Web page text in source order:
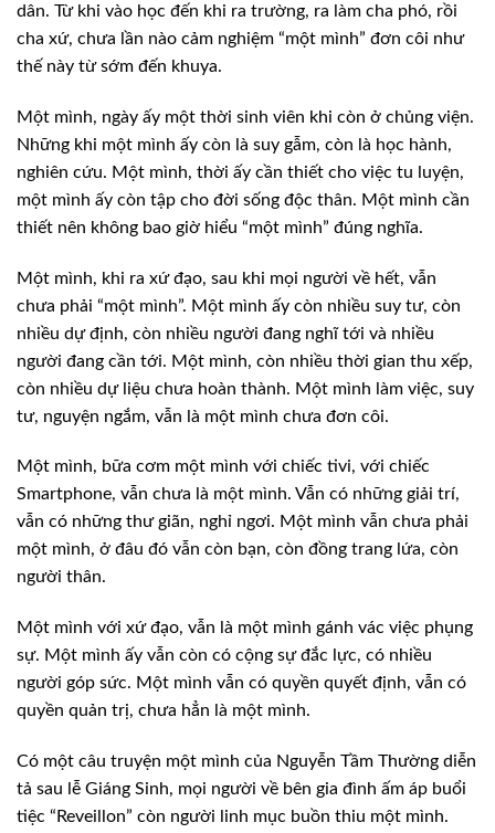
dân. Từ khi vào học đến khi ra trường, ra làm cha phó, rồi
cha xứ, chưa lần nào cảm nghiệm “một mình” đơn côi như
thế này từ sớm đến khuya.
Một mình, ngày ấy một thời sinh viên khi còn ở chủng viện.
Những khi một mình ấy còn là suy gẫm, còn là học hành,
nghiên cứu. Một mình, thời ấy cần thiết cho việc tu luyện,
một mình ấy còn tập cho đời sống độc thân. Một mình cần
thiết nên không bao giờ hiểu “một mình” đúng nghĩa.
Một mình, khi ra xứ đạo, sau khi mọi người về hết, vẫn
chưa phải “một mình”. Một mình ấy còn nhiều suy tư, còn
nhiều dự định, còn nhiều người đang nghĩ tới và nhiều
người đang cần tới. Một mình, còn nhiều thời gian thu xếp,
còn nhiều dự liệu chưa hoàn thành. Một mình làm việc, suy
tư, nguyện ngắm, vẫn là một mình chưa đơn côi.
Một mình, bữa cơm một mình với chiếc tivi, với chiếc
Smartphone, vẫn chưa là một mình. Vẫn có những giải trí,
vẫn có những thư giãn, nghỉ ngơi. Một mình vẫn chưa phải
một mình, ở đâu đó vẫn còn bạn, còn đồng trang lứa, còn
người thân.
Một mình với xứđạo, vẫn là một mình gánh vác việc phụng
sự. Một mình ấy vẫn còn có cộng sự đắc lực, có nhiều
người góp sức. Một mình vẫn có quyền quyết định, vẫn có
quyền quản trị, chưa hẳn là một mình.
Có một câu truyện một mình của Nguyễn Tầm Thường diễn
tả sau lễ Giáng Sinh, mọi người về bên gia đình ấm áp buổi
tiệc “Reveillon” còn người linh mục buồn thiu một mình.